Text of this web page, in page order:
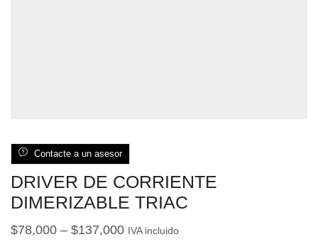
Contacte a un asesor
DRIVER DE CORRIENTE
DIMERIZABLE TRIAC
$78,000 – $137,000 IVA incluido